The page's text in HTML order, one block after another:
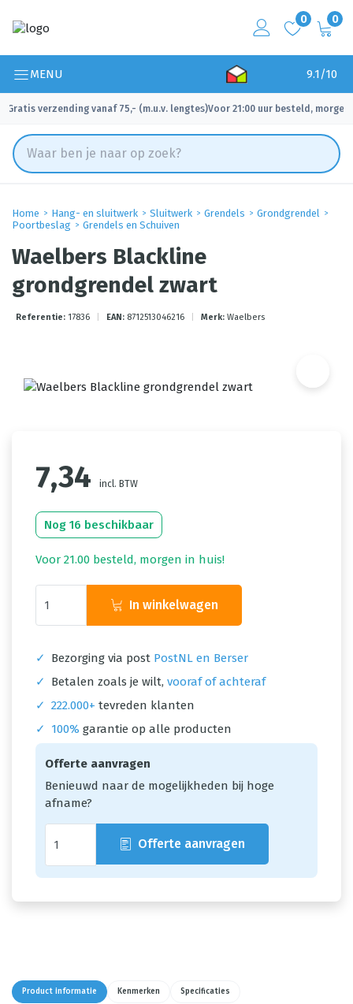
0 0
MENU 9.1/10
Gratis verzending vanaf 75,- (m.u.v. lengtes)
✓ Voor 21:00 uur besteld, morgen
Home Hang- en sluitwerk Sluitwerk Grendels
Grondgrendel
Poortbeslag
Grendels en Schuiven
Waelbers Blackline
grondgrendel zwart
Referentie: 17836 EAN: 8712513046216 Merk: Waelbers
7,34 incl. BTW
Nog 16 beschikbaar
Voor 21.00 besteld, morgen in huis!
In winkelwagen
✓ Bezorging via post PostNL en Berser
✓
Betalen zoals je wilt, vooraf of achteraf
✓ 222.000+ tevreden klanten
✓
100% garantie op alle producten
Offerte aanvragen
Benieuwd naar de mogelijkheden bij hoge
afname?
Offerte aanvragen
Product informatie Kenmerken Specificaties